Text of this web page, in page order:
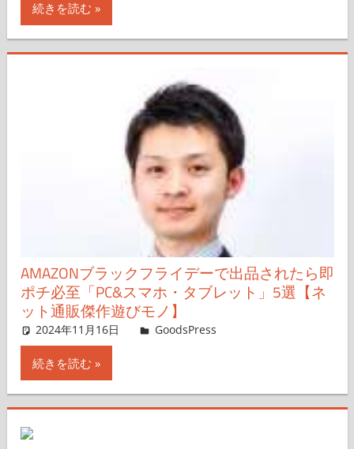
続きを読む
AMAZONブラックフライデーで出品されたら即
ポチ必至「PC&スマホ・タブレット」5選【ネ
ット通販傑作遊びモノ】
2024年11月16日 ＆GP
GoodsPress
続きを読む